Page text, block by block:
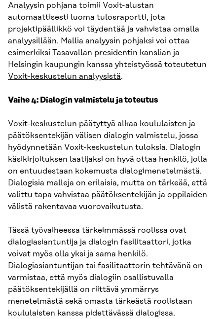
Analyysin pohjana toimii Voxit-alustan
automaattisesti luoma tulosraportti, jota
projektipäällikkö voi täydentää ja vahvistaa omalla
analyysillään. Mallia analyysin pohjaksi voi ottaa
esimerkiksi Tasavallan presidentin kanslian ja
Helsingin kaupungin kanssa yhteistyössä toteutetun
Voxit-keskustelun analyysistä.
Vaihe 4: Dialogin valmistelu ja toteutus
Voxit-keskustelun päätyttyä alkaa koululaisten ja
päätöksentekijän välisen dialogin valmistelu, jossa
hyödynnetään Voxit-keskustelun tuloksia. Dialogin
käsikirjoituksen laatijaksi on hyvä ottaa henkilö, jolla
on entuudestaan kokemusta dialogimenetelmästä.
Dialogisia malleja on erilaisia, mutta on tärkeää, että
valittu tapa vahvistaa päätöksentekijän ja oppilaiden
välistä rakentavaa vuorovaikutusta.
Tässä työvaiheessa tärkeimmässä roolissa ovat
dialogiasiantuntija ja dialogin fasilitaattori, jotka
voivat myös olla yksi ja sama henkilö.
Dialogiasiantuntijan tai fasilitaattorin tehtävänä on
varmistaa, että myös dialogiin osallistuvalla
päätöksentekijällä on riittävä ymmärrys
menetelmästä sekä omasta tärkeästä roolistaan
koululaisten kanssa pidettävässä dialogissa.